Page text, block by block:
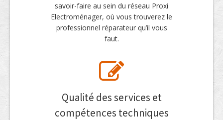
savoir-faire au sein du réseau Proxi
Electroménager, où vous trouverez le
professionnel réparateur qu’il vous
faut.
Qualité des services et
compétences techniques